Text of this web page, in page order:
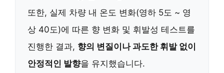
또한, 실제 차량 내 온도 변화(영하 5도 ~ 영
상 40도)에 따른 향 변화 및 휘발성 테스트를
진행한 결과, 향의 변질이나 과도한 휘발 없이
안정적인 발향을 유지했습니다.